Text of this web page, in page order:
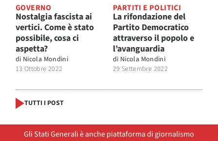
GOVERNO
Nostalgia fascista ai
vertici. Come è stato
possibile, cosa ci
aspetta?
di Nicola Mondini
13 Ottobre 2022
PARTITI E POLITICI
La rifondazione del
Partito Democratico
attraverso il popolo e
l’avanguardia
di Nicola Mondini
29 Settembre 2022
TUTTI I POST
Gli Stati Generali è anche piattaforma di giornalismo